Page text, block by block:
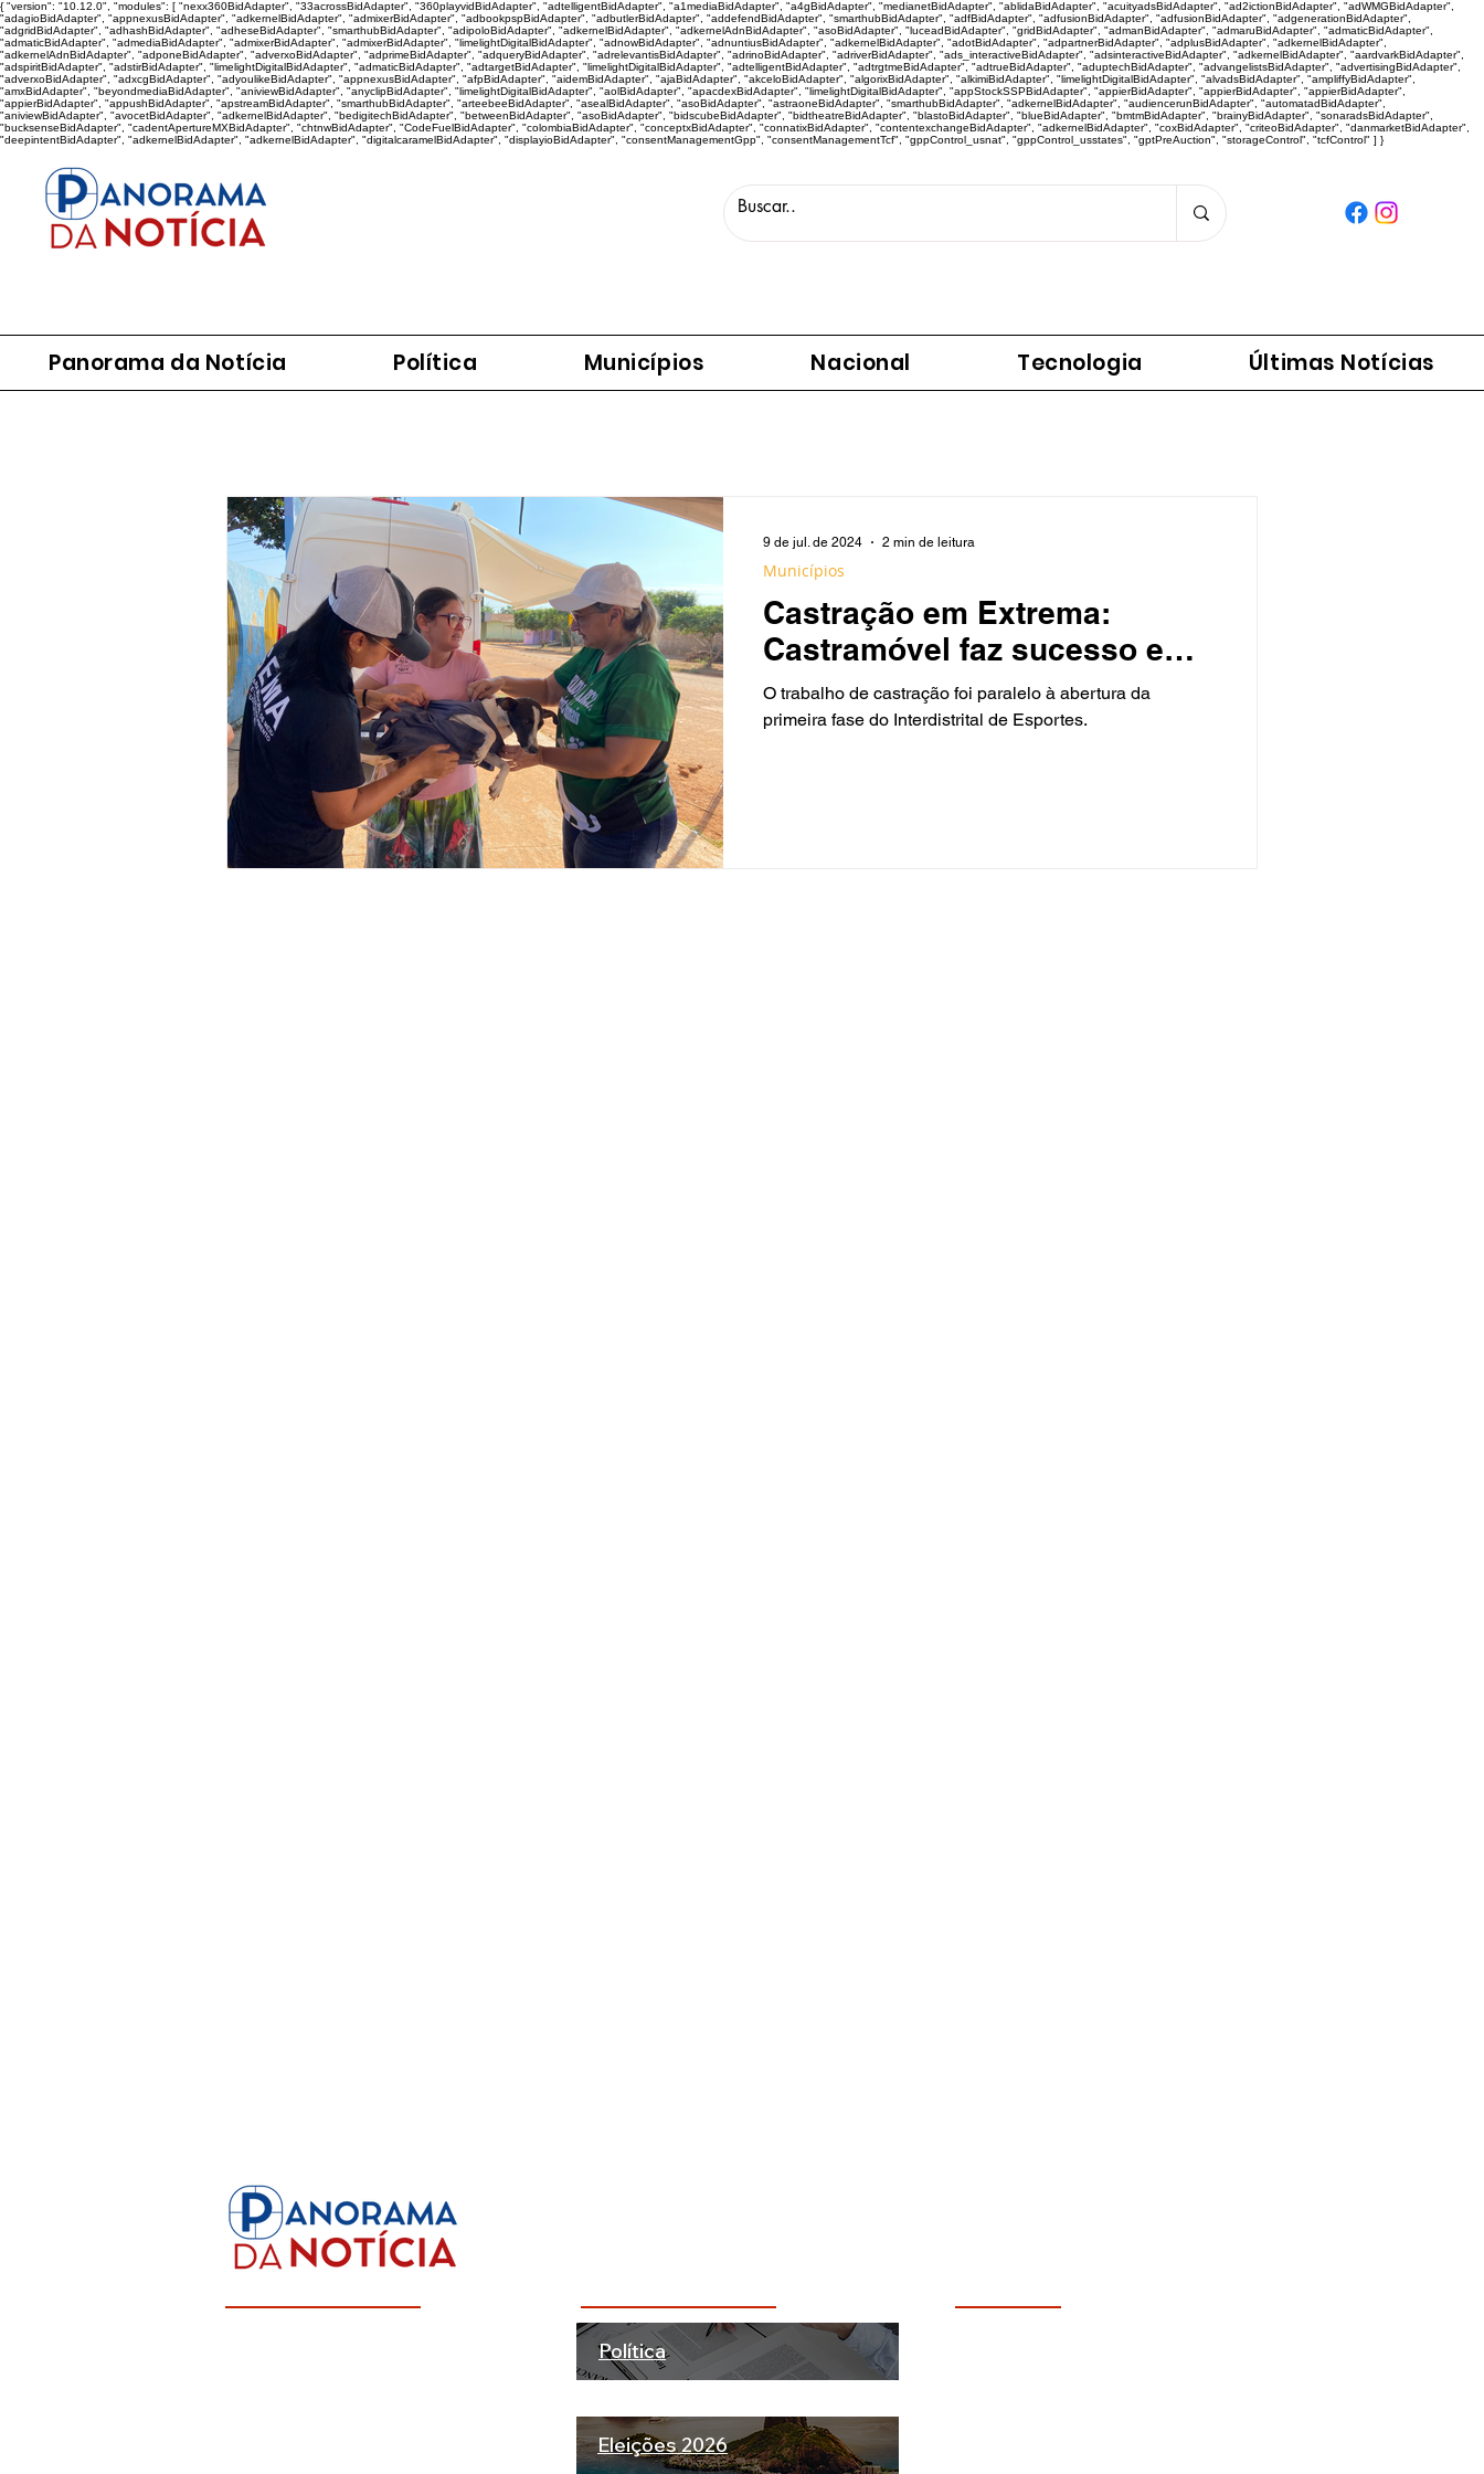
{ "version": "10.12.0", "modules": [ "nexx360BidAdapter", "33acrossBidAdapter", "360playvidBidAdapter", "adtelligentBidAdapter", "a1mediaBidAdapter", "a4gBidAdapter", "medianetBidAdapter", "ablidaBidAdapter", "acuityadsBidAdapter", "ad2ictionBidAdapter", "adWMGBidAdapter",
"adagioBidAdapter", "appnexusBidAdapter", "adkernelBidAdapter", "admixerBidAdapter", "adbookpspBidAdapter", "adbutlerBidAdapter", "addefendBidAdapter", "smarthubBidAdapter", "adfBidAdapter", "adfusionBidAdapter", "adfusionBidAdapter", "adgenerationBidAdapter",
"adgridBidAdapter", "adhashBidAdapter", "adheseBidAdapter", "smarthubBidAdapter", "adipoloBidAdapter", "adkernelBidAdapter", "adkernelAdnBidAdapter", "asoBidAdapter", "luceadBidAdapter", "gridBidAdapter", "admanBidAdapter", "admaruBidAdapter", "admaticBidAdapter",
"admaticBidAdapter", "admediaBidAdapter", "admixerBidAdapter", "admixerBidAdapter", "limelightDigitalBidAdapter", "adnowBidAdapter", "adnuntiusBidAdapter", "adkernelBidAdapter", "adotBidAdapter", "adpartnerBidAdapter", "adplusBidAdapter", "adkernelBidAdapter",
"adkernelAdnBidAdapter", "adponeBidAdapter", "adverxoBidAdapter", "adprimeBidAdapter", "adqueryBidAdapter", "adrelevantisBidAdapter", "adrinoBidAdapter", "adriverBidAdapter", "ads_interactiveBidAdapter", "adsinteractiveBidAdapter", "adkernelBidAdapter", "aardvarkBidAdapter",
"adspiritBidAdapter", "adstirBidAdapter", "limelightDigitalBidAdapter", "admaticBidAdapter", "adtargetBidAdapter", "limelightDigitalBidAdapter", "adtelligentBidAdapter", "adtrgtmeBidAdapter", "adtrueBidAdapter", "aduptechBidAdapter", "advangelistsBidAdapter", "advertisingBidAdapter",
"adverxoBidAdapter", "adxcgBidAdapter", "adyoulikeBidAdapter", "appnexusBidAdapter", "afpBidAdapter", "aidemBidAdapter", "ajaBidAdapter", "akceloBidAdapter", "algorixBidAdapter", "alkimiBidAdapter", "limelightDigitalBidAdapter", "alvadsBidAdapter", "ampliffyBidAdapter",
"amxBidAdapter", "beyondmediaBidAdapter", "aniviewBidAdapter", "anyclipBidAdapter", "limelightDigitalBidAdapter", "aolBidAdapter", "apacdexBidAdapter", "limelightDigitalBidAdapter", "appStockSSPBidAdapter", "appierBidAdapter", "appierBidAdapter", "appierBidAdapter",
"appierBidAdapter", "appushBidAdapter", "apstreamBidAdapter", "smarthubBidAdapter", "arteebeeBidAdapter", "asealBidAdapter", "asoBidAdapter", "astraoneBidAdapter", "smarthubBidAdapter", "adkernelBidAdapter", "audiencerunBidAdapter", "automatadBidAdapter",
"aniviewBidAdapter", "avocetBidAdapter", "adkernelBidAdapter", "bedigitechBidAdapter", "betweenBidAdapter", "asoBidAdapter", "bidscubeBidAdapter", "bidtheatreBidAdapter", "blastoBidAdapter", "blueBidAdapter", "bmtmBidAdapter", "brainyBidAdapter", "sonaradsBidAdapter",
"bucksenseBidAdapter", "cadentApertureMXBidAdapter", "chtnwBidAdapter", "CodeFuelBidAdapter", "colombiaBidAdapter", "conceptxBidAdapter", "connatixBidAdapter", "contentexchangeBidAdapter", "adkernelBidAdapter", "coxBidAdapter", "criteoBidAdapter", "danmarketBidAdapter",
"deepintentBidAdapter", "adkernelBidAdapter", "adkernelBidAdapter", "digitalcaramelBidAdapter", "displayioBidAdapter", "consentManagementGpp", "consentManagementTcf", "gppControl_usnat", "gppControl_usstates", "gptPreAuction", "storageControl", "tcfControl" ] }
Panorama da Notícia Política Municípios Nacional Tecnologia Últimas Notícias
Castração em Extrema:
Castramóvel faz sucesso e
tem mais de 100 animais
cadastrados para cirurgia
O trabalho de castração foi paralelo à abertura da
primeira fase do Interdistrital de Esportes.
Municípios
9 de jul. de 2024 2 min de leitura
Política
Eleições 2026